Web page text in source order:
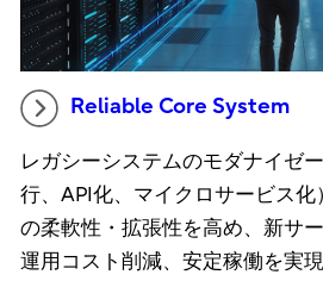
Reliable Core System
レガシーシステムのモダナイゼ
行、API化、マイクロサービス
の柔軟性・拡張性を高め、新サ
運用コスト削減、安定稼働を実現